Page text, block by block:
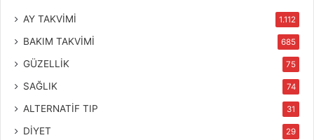
AY TAKVİMİ 1.112
BAKIM TAKVİMİ 685
GÜZELLİK 75
SAĞLIK 74
ALTERNATİF TIP 31
DİYET 29